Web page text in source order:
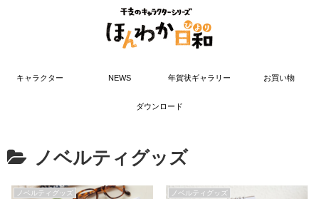
キャラクター NEWS 年賀状ギャラリー お買い物
ダウンロード
ノベルティグッズ
ノベルティグッズ ノベルティグッズ